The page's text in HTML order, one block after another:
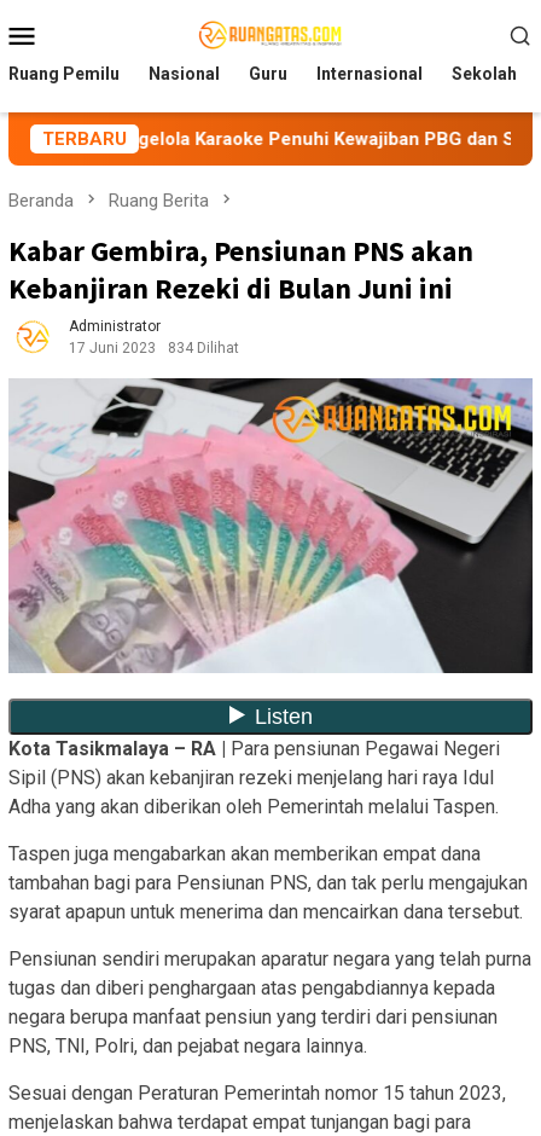
ke
kontenMobile
Ruang Pemilu Nasional Guru Internasional Sekolah
TERBARU
Karaoke Penuhi Kewajiban PBG dan SLF BEM
Beranda Ruang Berita
Kabar Gembira, Pensiunan PNS akan
Kebanjiran Rezeki di Bulan Juni ini
Administrator
17 Juni 2023
834 Dilihat
Kota Tasikmalaya – RA | Para pensiunan Pegawai Negeri
Sipil (PNS) akan kebanjiran rezeki menjelang hari raya Idul
Adha yang akan diberikan oleh Pemerintah melalui Taspen.
Taspen juga mengabarkan akan memberikan empat dana
tambahan bagi para Pensiunan PNS, dan tak perlu mengajukan
syarat apapun untuk menerima dan mencairkan dana tersebut.
Pensiunan sendiri merupakan aparatur negara yang telah purna
tugas dan diberi penghargaan atas pengabdiannya kepada
negara berupa manfaat pensiun yang terdiri dari pensiunan
PNS, TNI, Polri, dan pejabat negara lainnya.
Sesuai dengan Peraturan Pemerintah nomor 15 tahun 2023,
menjelaskan bahwa terdapat empat tunjangan bagi para